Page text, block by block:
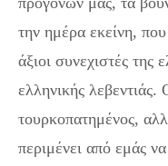
την ημέρα εκείνη,
άξιοι συνεχιστές της
ελληνικής
τουρκοπατημένος,
περιμένει από εμάς